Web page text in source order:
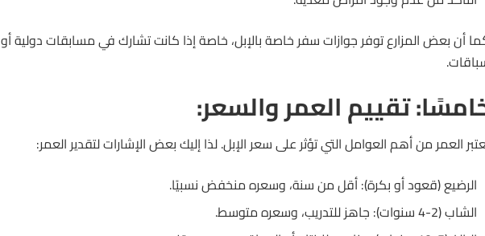
أن بعض المزارع توفر جوازات سفر خاصة بالإبل، خاصة إذا كانت تشارك في مسابقات دولية أو
تقييم العمر والسعر:
العمر من أهم العوامل التي تؤثر علىسعر الإبل. لذا إليك بعض الإشارات لتقدير العمر:
الرضيع (قعود أو بكرة): أقل من سنة، وسعره منخفض نسبيًا.
الشاب (2-4 سنوات): جاهز للتدريب، وسعره متوسط.